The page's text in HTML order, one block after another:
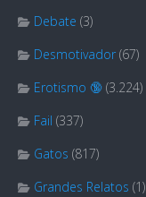
Debate (3)
Desmotivador (67)
Erotismo 🔞 (3.224)
Fail (337)
Gatos (817)
Grandes Relatos (1)